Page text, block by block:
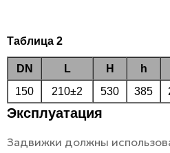
Таблица 2
DN L H h
150
210±2 530 385
Эксплуатация
Задвижки должны